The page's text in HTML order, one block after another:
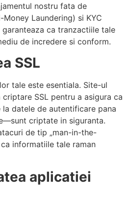
nostru fata de
Laundering) si KYC
ca tranzactiile tale
de incredere si conform.
SSL
tale este esentiala. Site-ul
SSL pentru a asigura ca
datele de autentificare pana
criptate in siguranta.
de tip „man-in-the-
informatiile tale raman
aplicatiei